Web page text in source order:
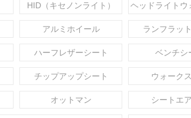
HID（キセノンライト） ヘッドライトウ
アルミホイール ランフラッ
ハーフレザーシート ベンチシ
チップアップシート ウォーク
オットマン シートエ